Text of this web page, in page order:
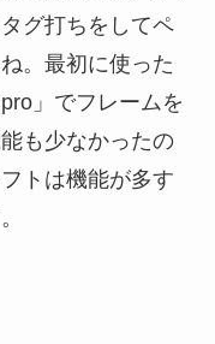
グ打ちをしてペ
。最初に使った
」でフレームを
も少なかったの
トは機能が多す